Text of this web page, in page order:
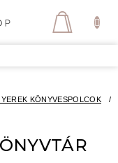
KOSÁR
KÖNYVESPOLCOK
/